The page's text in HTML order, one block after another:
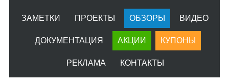
ЗАМЕТКИ ПРОЕКТЫ ОБЗОРЫ ВИДЕО
ДОКУМЕНТАЦИЯ АКЦИИ КУПОНЫ
РЕКЛАМА КОНТАКТЫ